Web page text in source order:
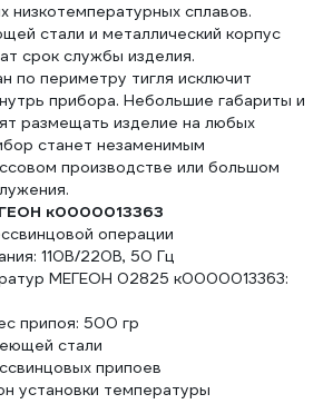
низкотемпературных сплавов.
стали и металлический корпус
срок службы изделия.
по периметру тигля исключит
прибора. Небольшие габариты и
размещать изделие на любых
станет незаменимым
производстве или большом
к0000013363
операции
110В/220В, 50 Гц
МЕГЕОН 02825 к0000013363:
припоя: 500 гр
стали
припоев
установки температуры